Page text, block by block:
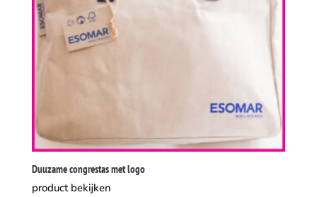
Duuzame congrestas met logo
product bekijken